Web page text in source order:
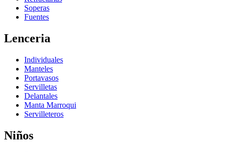
Soperas
Fuentes
Lenceria
Individuales
Manteles
Portavasos
Servilletas
Delantales
Manta Marroqui
Servilleteros
Niños